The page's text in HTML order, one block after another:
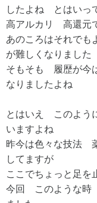
したよね とはいっ
高アルカリ 高還
あのころはそれでも
が難しくなりました
そもそも 履歴が今
なりましたよね
とはいえ このよ
いますよね
昨今は色々な技法
してますが
ここでちょっと足
今回 このような時